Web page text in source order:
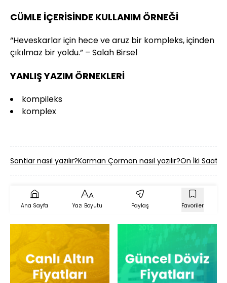
CÜMLE İÇERİSİNDE KULLANIM ÖRNEĞİ
“Heveskarlar için hece ve aruz bir kompleks, içinden
çıkılmaz bir yoldu.” – Salah Birsel
YANLIŞ YAZIM ÖRNEKLERİ
kompileks
komplex
Santiar nasıl yazılır?Karman Çorman nasıl yazılır?On İki Saat
Ana Sayfa Yazı Boyutu Paylaş Favoriler